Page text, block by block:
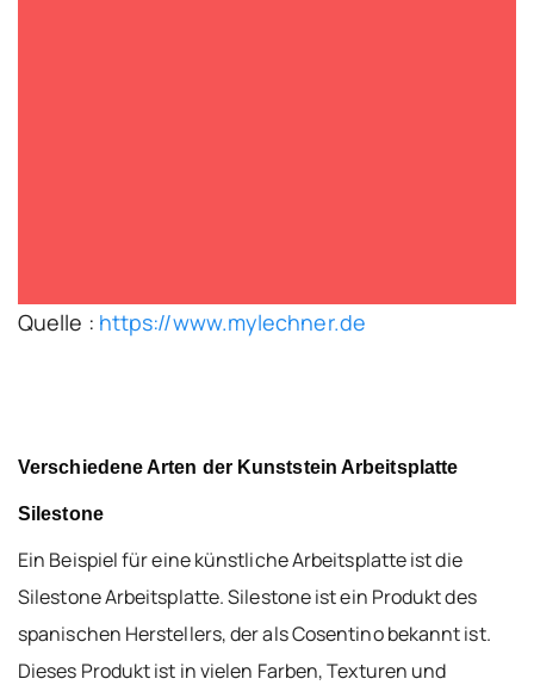
Quelle : https://www.mylechner.de
Verschiedene Arten der Kunststein Arbeitsplatte
Silestone
Ein Beispiel für eine künstliche Arbeitsplatte ist die
Silestone Arbeitsplatte. Silestone ist ein Produkt des
spanischen Herstellers, der als Cosentino bekannt ist.
Dieses Produkt ist in vielen Farben, Texturen und